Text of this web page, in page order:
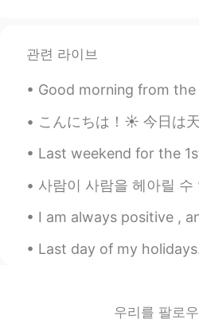
1年生になるので、と
いるよ
息子は学校に いっぱ
来れば良いと思う
来れば良いと思う
People
CN EN
loveit
관련 라이브
Good morning from the UK 🇬🇧. Have an amazing day
こんにちは！☀ 今日は天気がいいね！(^^)バイトと仕事でめちゃ忙しいけど、晴れてるから外で休憩したら少しリフ
Last weekend for the 1st time since 🔐 lockdown my
사람이 사람을 헤아릴 수 있는 것은 눈도 아니고 지성도 아니거니와 오직 마음뿐이다. (마크 트웨인) 我
I am always positive , and I love being around
Last day of my holidays. Tomorrow I start work again
우리를 팔로